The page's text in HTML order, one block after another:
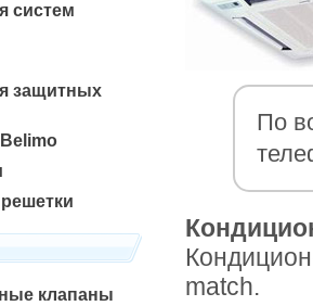
По
match.
систем
защитных
клапаны